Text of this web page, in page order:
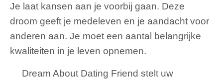
Je laat kansen aan je voorbij gaan. Deze
droom geeft je medeleven en je aandacht voor
anderen aan. Je moet een aantal belangrijke
kwaliteiten in je leven opnemen.
Dream About Dating Friend stelt uw